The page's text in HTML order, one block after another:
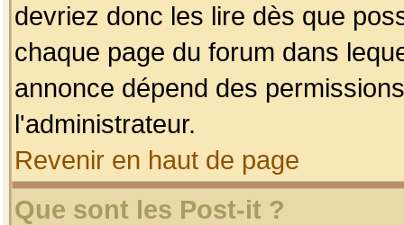
devriez donc les lire dès que
chaque page du forum dans
annonce dépend des
l'administrateur.
Revenir en haut de page
Que sont les Post-it ?